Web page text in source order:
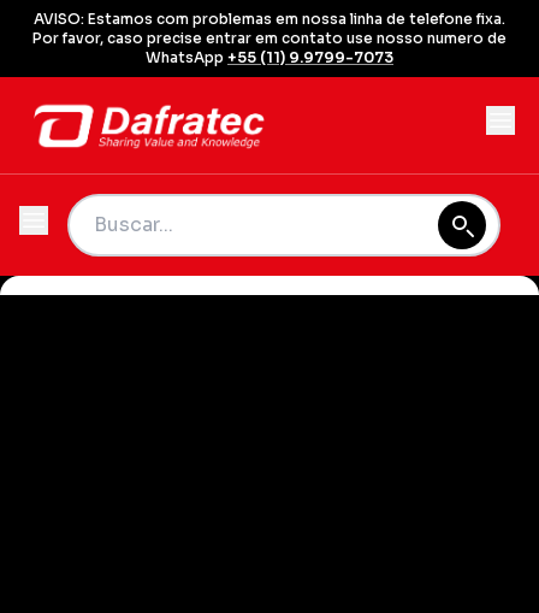
AVISO: Estamos com problemas em nossa linha de telefone fixa.
Por favor, caso precise entrar em contato use nosso numero de
WhatsApp +55 (11) 9.9799-7073